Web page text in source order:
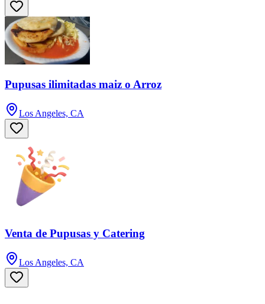
Pupusas ilimitadas maiz o Arroz
Los Angeles, CA
Venta de Pupusas y Catering
Los Angeles, CA